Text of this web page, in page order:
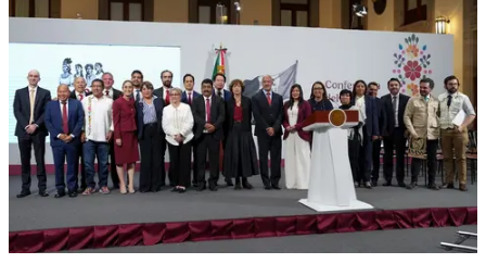
ESTADOS
4T lanza plan histórico para
Edomex